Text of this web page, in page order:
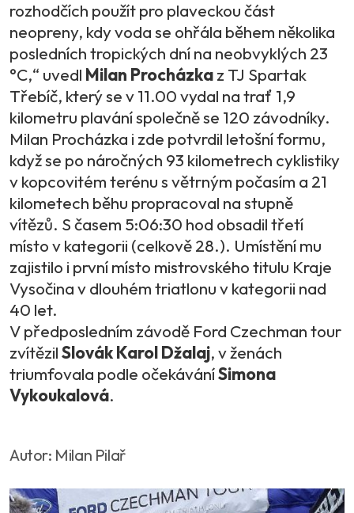
rozhodčích použít pro plaveckou část
neopreny, kdy voda se ohřála během několika
posledních tropických dní na neobvyklých 23
°C,“ uvedl Milan Procházkaz TJ Spartak
Třebíč, který se v 11.00 vydal na trať 1,9
kilometru plavání společně se 120 závodníky.
Milan Procházka i zde potvrdil letošní formu,
když se po náročných 93 kilometrech cyklistiky
v kopcovitém terénu s větrným počasím a 21
kilometech běhu propracoval na stupně
vítězů. S časem 5:06:30 hod obsadil třetí
místo v kategorii (celkově 28.). Umístění mu
zajistilo i první místo mistrovského titulu Kraje
Vysočina v dlouhém triatlonu v kategorii nad
40 let.
V předposledním závodě Ford Czechman tour
zvítězilSlovák Karol Džalaj, v ženách
triumfovala podle očekáváníSimona
Vykoukalová.
Autor: Milan Pilař